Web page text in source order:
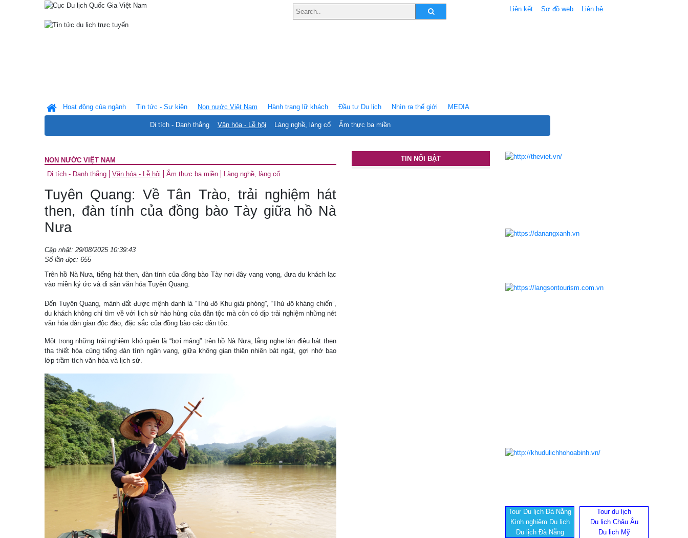
Liên kết Sơ đồ web Liên hệ
Hoạt động của ngành Tin tức - Sự kiện Non nước Việt Nam
Di tích - Danh thắng Văn hóa - Lễ hội Làng nghề, làng cổ Ẩm thực ba miền
Hành trang lữ khách Ðầu tư Du lịch Nhìn ra thế giới MEDIA
NON NƯỚC VIỆT NAM
Di tích - Danh thắng
Văn hóa - Lễ hội Ẩm thực ba miền Làng nghề, làng cổ
Tuyên Quang: Về Tân Trào, trải nghiệm hát
then, đàn tính của đồng bào Tày giữa hồ Nà
Nưa
Cập nhật: 29/08/2025 10:39:43
Số lần đọc: 655
Trên hồ Nà Nưa, tiếng hát then, đàn tính của đồng bào Tày nơi đây vang vọng, đưa du khách lạc
vào miền ký ức và di sản văn hóa Tuyên Quang.
Đến Tuyên Quang, mảnh đất được mệnh danh là “Thủ đô Khu giải phóng”, “Thủ đô kháng chiến”,
du khách không chỉ tìm về với lịch sử hào hùng của dân tộc mà còn có dịp trải nghiệm những nét
văn hóa dân gian độc đáo, đặc sắc của đồng bào các dân tộc.
Một trong những trải nghiệm khó quên là “bơi mảng” trên hồ Nà Nưa, lắng nghe làn điệu hát then
tha thiết hòa cùng tiếng đàn tính ngân vang, giữa không gian thiên nhiên bát ngát, gợi nhớ bao
lớp trầm tích văn hóa và lịch sử.
TIN NỔI BẬT
Tour Du lịch Đà Nẵng
Kinh nghiệm Du lịch
Du lịch Đà Nẵng
Tour du lịch
Du lịch Châu Âu
Du lịch Mỹ